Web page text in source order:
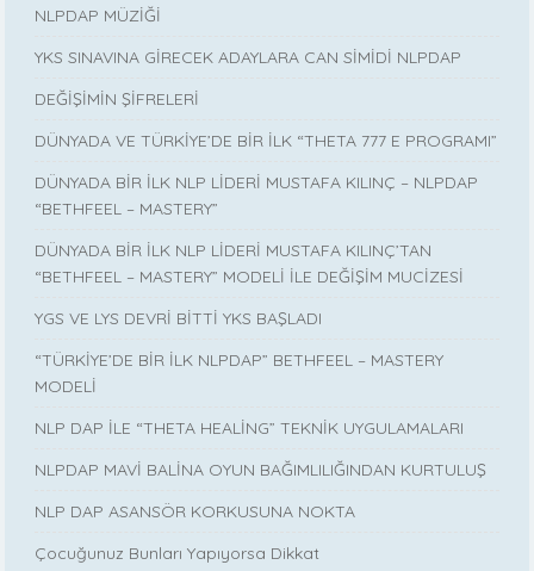
NLPDAP MÜZİĞİ
YKS SINAVINA GİRECEK ADAYLARA CAN SİMİDİ NLPDAP
DEĞİŞİMİN ŞİFRELERİ
DÜNYADA VE TÜRKİYE’DE BİR İLK “THETA 777 E PROGRAMI”
DÜNYADA BİR İLK NLP LİDERİ MUSTAFA KILINÇ – NLPDAP
“BETHFEEL – MASTERY”
DÜNYADA BİR İLK NLP LİDERİ MUSTAFA KILINÇ’TAN
“BETHFEEL – MASTERY” MODELİ İLE DEĞİŞİM MUCİZESİ
YGS VE LYS DEVRİ BİTTİ YKS BAŞLADI
“TÜRKİYE’DE BİR İLK NLPDAP” BETHFEEL – MASTERY
MODELİ
NLP DAP İLE “THETA HEALİNG” TEKNİK UYGULAMALARI
NLPDAP MAVİ BALİNA OYUN BAĞIMLILIĞINDAN KURTULUŞ
NLP DAP ASANSÖR KORKUSUNA NOKTA
Çocuğunuz Bunları Yapıyorsa Dikkat